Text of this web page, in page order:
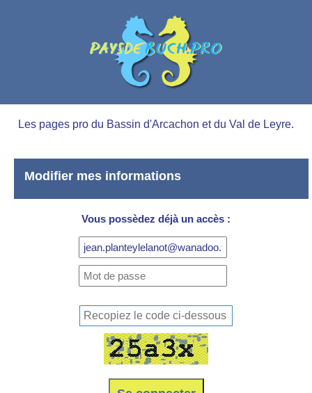
Les pages pro du Bassin d'Arcachon et du Val de Leyre.
Modifier mes informations
Vous possèdez déjà un accès :